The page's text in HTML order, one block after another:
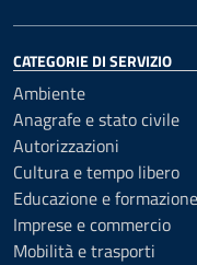
CATEGORIE DI SERVIZIO
Ambiente
Anagrafe e stato civile
Autorizzazioni
Cultura e tempo libero
Educazione e formazione
Imprese e commercio
Mobilità e trasporti